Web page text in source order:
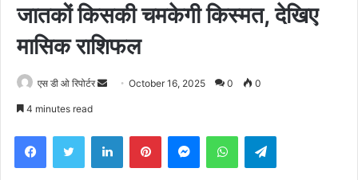
जातकों किसकी चमकेगी किस्मत, देखिए
मासिक राशिफल
एस डी ओ रिपोर्टर
SendOctober 16, 2025 0 0
4 minutes read
FacebookTwitter LinkedInPinterestMessengerWhatsAppTelegram